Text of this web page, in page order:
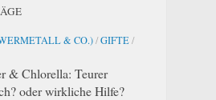
& CO.)/GIFTE/
& Chlorella: Teurer
oder wirkliche Hilfe?